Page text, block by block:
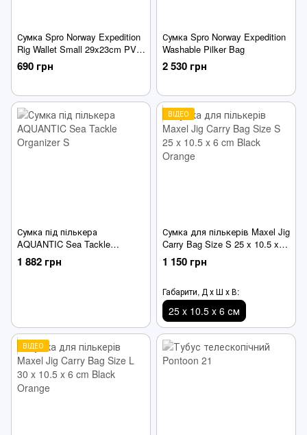
Сумка Spro Norway Expedition
Rig Wallet Small 29x23cm PVC
з файлами
690 грн
Сумка Spro Norway Expedition
Washable Pilker Bag
2 530 грн
Сумка під пількера
AQUANTIC Sea Tackle
Organizer S
1 882 грн
ВІДЕО
Сумка для пількерів Maxel Jig
Carry Bag Size S 25 x 10.5 x 6
cm Black Orange
1 150 грн
Габарити, Д х Ш х В:
25 x 10.5 x 6 см
ВІДЕО